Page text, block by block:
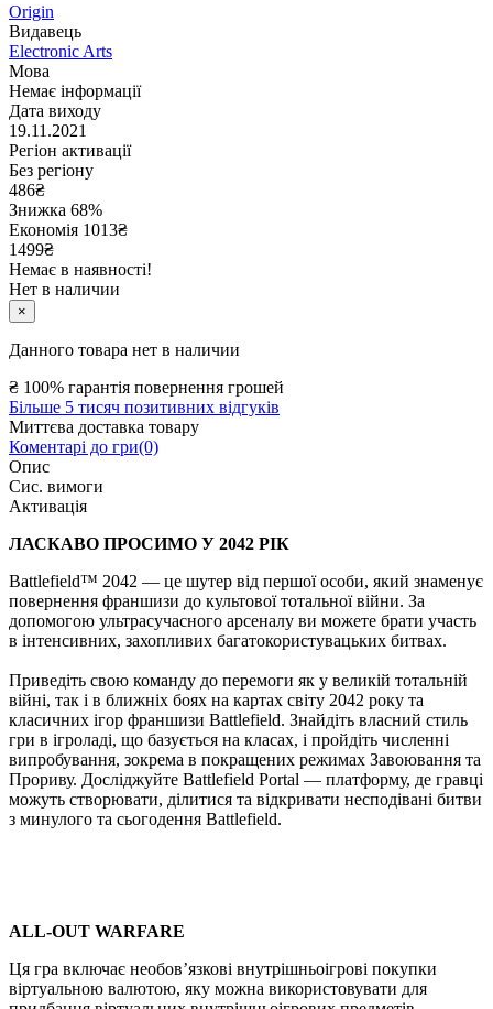
Origin
Видавець
Electronic Arts
Мова
Немає інформації
Дата виходу
19.11.2021
Регіон активації
Без регіону
486₴
Знижка 68%
Економія 1013₴
1499₴
Немає в наявності!
Нет в наличии
×
Данного товара нет в наличии
₴ 100% гарантія повернення грошей
Більше 5 тисяч позитивних відгуків
Миттєва доставка товару
Коментарі до гри(0)
Опис
Сис. вимоги
Активація
ЛАСКАВО ПРОСИМО У 2042 РІК
Battlefield™ 2042 — це шутер від першої особи, який знаменує
повернення франшизи до культової тотальної війни. За
допомогою ультрасучасного арсеналу ви можете брати участь
в інтенсивних, захопливих багатокористувацьких битвах.
Приведіть свою команду до перемоги як у великій тотальній
війні, так і в ближніх боях на картах світу 2042 року та
класичних ігор франшизи Battlefield. Знайдіть власний стиль
гри в ігроладі, що базується на класах, і пройдіть численні
випробування, зокрема в покращених режимах Завоювання та
Прориву. Досліджуйте Battlefield Portal — платформу, де гравці
можуть створювати, ділитися та відкривати несподівані битви
з минулого та сьогодення Battlefield.
ALL-OUT WARFARE
Ця гра включає необов’язкові внутрішньоігрові покупки
віртуальною валютою, яку можна використовувати для